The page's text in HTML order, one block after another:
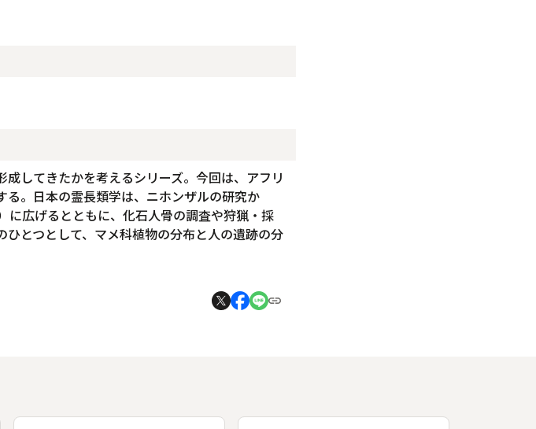
してきたかを考えるシリーズ。今回は、アフリ
。日本の霊長類学は、ニホンザルの研究か
に広げるとともに、化石人骨の調査や狩猟・採
とつとして、マメ科植物の分布と人の遺跡の分